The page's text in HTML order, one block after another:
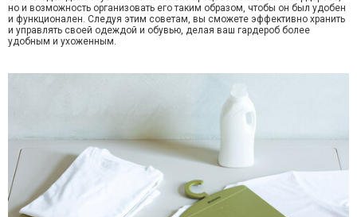
но и возможность организовать его таким образом, чтобы он был удобен
и функционален. Следуя этим советам, вы сможете эффективно хранить
и управлять своей одеждой и обувью, делая ваш гардероб более
удобным и ухоженным.